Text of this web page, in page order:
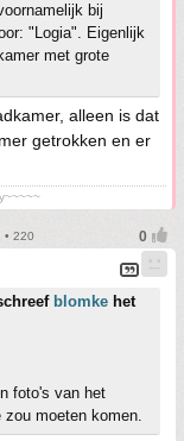
bij
"Logia". Eigenlijk
met grote
alleen is dat
getrokken en er
• 220
blomke het
foto's van het
zou moeten komen.